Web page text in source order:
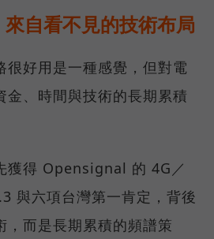
自看不見的技術布局
很好用是一種感覺，但對電
金、時間與技術的長期累積
獲得 Opensignal 的 4G／
與六項台灣第一肯定，背後
，而是長期累積的頻譜策